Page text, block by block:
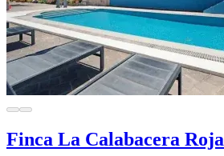
Finca La Calabacera Roja